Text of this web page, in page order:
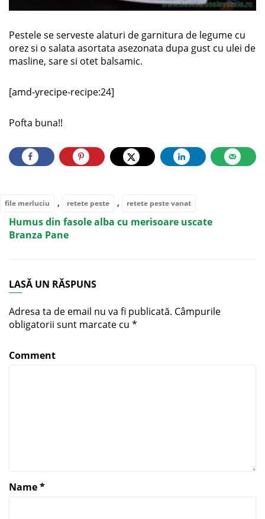
Pestele se serveste alaturi de garnitura de legume cu
orez si o salata asortata asezonata dupa gust cu ulei de
masline, sare si otet balsamic.
[amd-yrecipe-recipe:24]
Pofta buna!!
file merluciu , retete peste , retete peste vanat
Humus din fasole alba cu merisoare uscate
Branza Pane
LASĂ UN RĂSPUNS
Adresa ta de email nu va fi publicată. Câmpurile
obligatorii sunt marcate cu *
Comment
Name*